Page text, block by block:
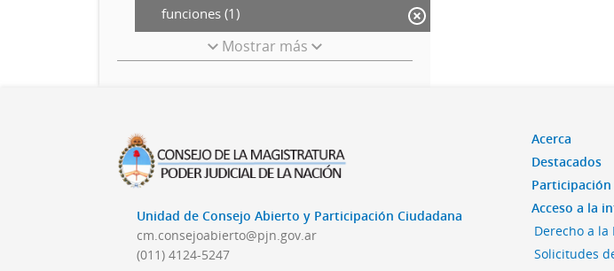
funciones (1)
Mostrar más
Unidad de Consejo Abierto y Participación Ciudadana
cm.consejoabierto@pjn.gov.ar
(011) 4124-5247
Acerca
Destacados
Participación
Acceso a la
Derecho a
Solicitudes